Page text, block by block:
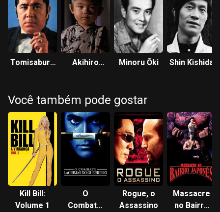
Tomisaburō
Akihiro
Minoru Ōki Shin Kishida
Você também pode gostar
Kill Bill:
Volume 1
O
Combate:
Rogue, o
Assassino
Massacre
no Bairro